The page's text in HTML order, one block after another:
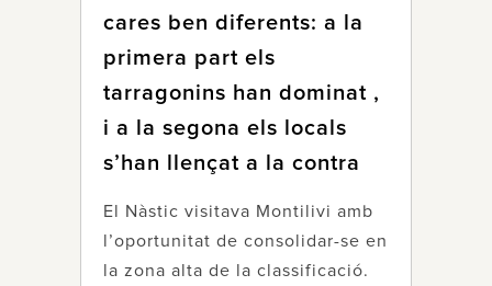
cares ben diferents: a la
primera part els
tarragonins han dominat ,
i a la segona els locals
s’han llençat a la contra
El Nàstic visitava Montilivi amb
l’oportunitat de consolidar-se en
la zona alta de la classificació.